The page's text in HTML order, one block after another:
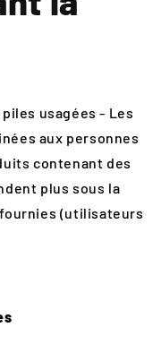
usagées - Les
aux personnes
contenant des
plus sous la
(utilisateurs